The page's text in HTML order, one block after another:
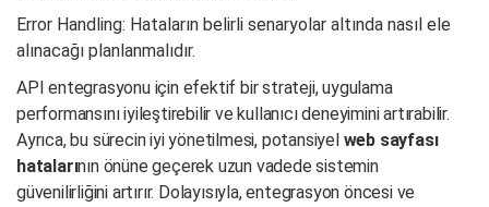
Error Handling: Hataların belirli senaryolar altında nasıl ele
alınacağı planlanmalıdır.
API entegrasyonu için efektif bir strateji, uygulama
performansını iyileştirebilir ve kullanıcı deneyimini artırabilir.
Ayrıca, bu sürecin iyi yönetilmesi, potansiyel web sayfası
hatalarının önüne geçerek uzun vadede sistemin
güvenilirliğini artırır. Dolayısıyla, entegrasyon öncesi ve